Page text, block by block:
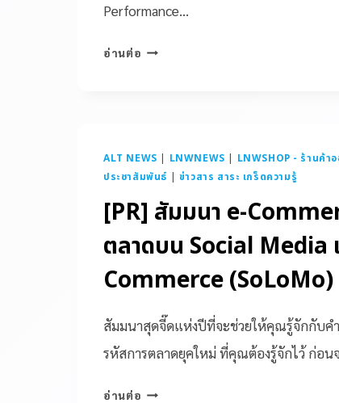
Performance…
อ่านต่อ
ALT NEWS | LNWNEWS | LNWSHOP - ร้านค้า
ประชาสัมพันธ์ | ข่าวสาร สาระ เกร็ดความรู้
[PR] สัมมนา e-
ตลาดบน Social Media
Commerce (SoLoMo)
สัมมนาสุดจี๊ดแห่งปีที่จะช่วยให้คุณรู้จักกับค
รหัสการตลาดยุคใหม่ ที่คุณต้องรู้จักไว้ ก่อ
อ่านต่อ